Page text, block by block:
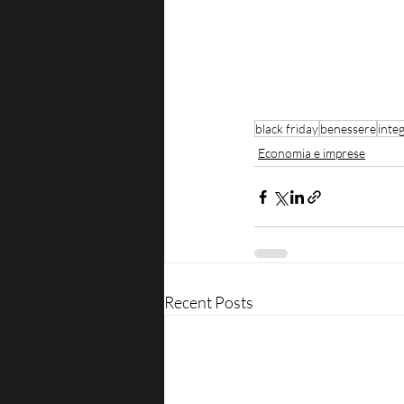
black fridaybenessere
Economia e imprese
Recent Posts